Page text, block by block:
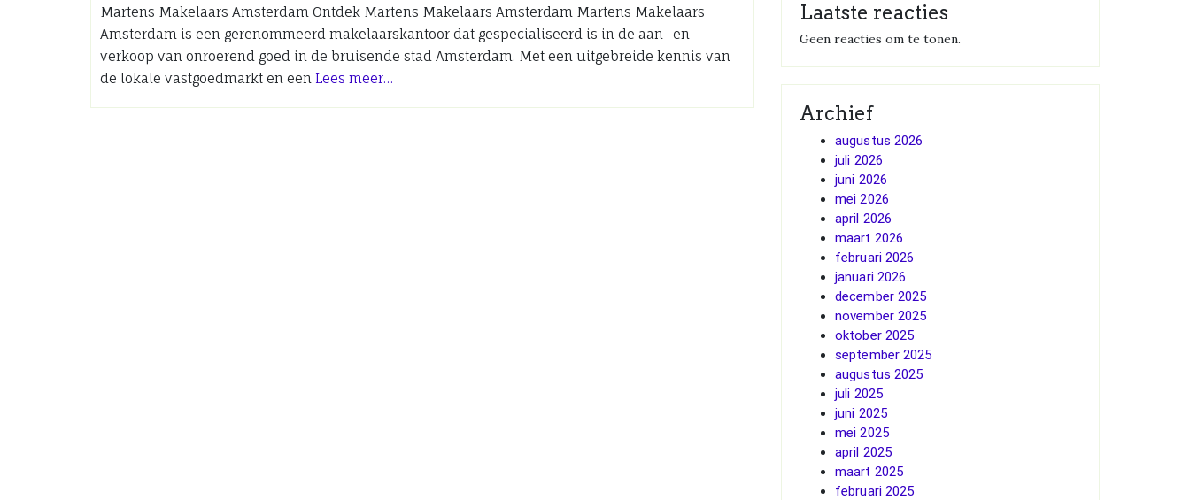
Martens Makelaars Amsterdam Ontdek Martens Makelaars Amsterdam Martens Makelaars
Amsterdam is een gerenommeerd makelaarskantoor dat gespecialiseerd is in de aan- en
verkoop van onroerend goed in de bruisende stad Amsterdam. Met een uitgebreide kennis van
de lokale vastgoedmarkt en een Lees meer…
Laatste reacties
Geen reacties om te tonen.
Archief
augustus 2026
juli 2026
juni 2026
mei 2026
april 2026
maart 2026
februari 2026
januari 2026
december 2025
november 2025
oktober 2025
september 2025
augustus 2025
juli 2025
juni 2025
mei 2025
april 2025
maart 2025
februari 2025